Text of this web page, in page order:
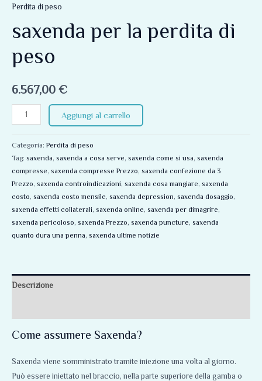
Perdita di peso
saxenda per la perdita di
peso
6.567,00 €
Aggiungi al carrello
Categoria: Perdita di peso
Tag: saxenda, saxenda a cosa serve, saxenda come si usa, saxenda
compresse, saxenda compresse Prezzo, saxenda confezione da 3
Prezzo, saxenda controindicazioni, saxenda cosa mangiare, saxenda
costo, saxenda costo mensile, saxenda depression, saxenda dosaggio,
saxenda effetti collaterali, saxenda online, saxenda per dimagrire,
saxenda pericoloso, saxenda Prezzo, saxenda puncture, saxenda
quanto dura una penna, saxenda ultime notizie
Descrizione
Come assumere Saxenda?
Saxenda viene somministrato tramite iniezione una volta al giorno.
Può essere iniettato nel braccio, nella parte superiore della gamba o